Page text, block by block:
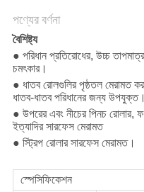
পণ্যের বর্ণনা
বৈশিষ্ট্য
● পরিধান প্রতিরোধের, উচ্চ
চমৎকার।
● ধাতব রোলগুলির পৃষ্ঠতল মেরামত
ধাতব-ধাতব পরিধানের জন্য উপযুক্ত।
● উপরের এবং নীচের পিনচ রোলার,
ইত্যাদির সারফেস মেরামত
● স্ট্রিপ রোলার সারফেস মেরামত।
স্পেসিফিকেশন